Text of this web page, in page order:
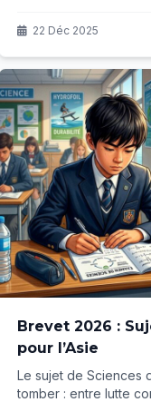
Catalogne. Comment
22 Déc 2025
Brevet 2026 :
pour l’Asie
Le sujet de Sciences
tomber : entre lutte